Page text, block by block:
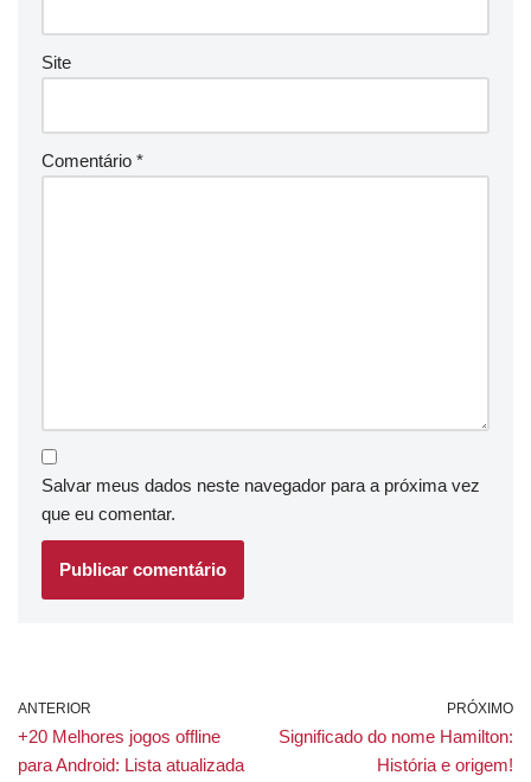
Site
Comentário *
Salvar meus dados neste navegador para a próxima vez
que eu comentar.
ANTERIOR
+20 Melhores jogos offline
para Android: Lista atualizada
PRÓXIMO
Significado do nome Hamilton:
História e origem!